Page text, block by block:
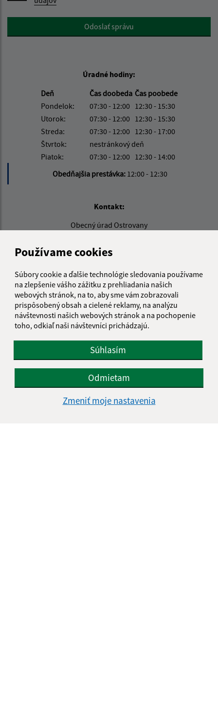
Používame cookies
Súbory cookie a ďalšie technológie sledovania používame
na zlepšenie vášho zážitku z prehliadania našich
webových stránok, na to, aby sme vám zobrazovali
prispôsobený obsah a cielené reklamy, na analýzu
návštevnosti našich webových stránok a na pochopenie
toho, odkiaľ naši návštevníci prichádzajú.
Súhlasím
Odmietam
Zmeniť moje nastavenia
Google reCaptcha ResponseOdoslať správu
Úradné hodiny:
Deň
Čas doobeda Čas poobede
Pondelok:
07:30 - 12:00 12:30 - 15:30
Utorok:
07:30 - 12:00 12:30 - 15:30
Streda:
07:30 - 12:00 12:30 - 17:00
Štvrtok:
nestránkový deň
Piatok:
07:30 - 12:00 12:30 - 14:00
Obedňajšia prestávka: 12:00 - 12:30
Kontakt:
Obecný úrad Ostrovany
082 22 Šarišské Michaľany
+421 51/452 15 08
IČO: 00690554